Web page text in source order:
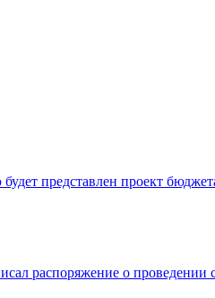
представлен проект
распоряжение о проведении